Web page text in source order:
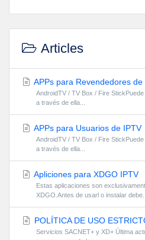
Articles
APPs para Revendedores de
AndroidTV / TV Box / Fire
a través de ella...
APPs para Usuarios de IPTV
AndroidTV / TV Box / Fire
a través de ella...
Apliciones para XDGO IPTV
Estas aplicaciones son
XDGO.Antes de usarl o instalar debe...
POLÍTICA DE USO
Servicios SACNET+ y XD+ Última